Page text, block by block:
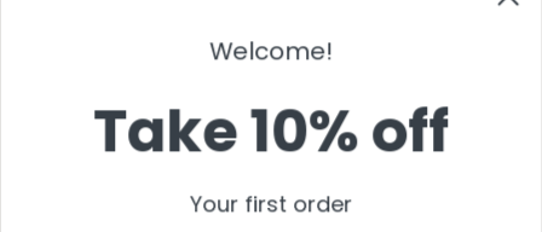
thank you for your sweet support
Welcome!
Take 10% off
Your first order